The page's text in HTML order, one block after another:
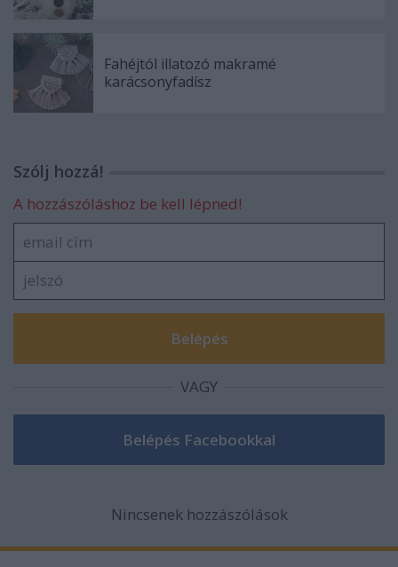
Fahéjtól illatozó makramé
karácsonyfadísz
Szólj hozzá!
A hozzászóláshoz be kell lépned!
VAGY
Nincsenek hozzászólások